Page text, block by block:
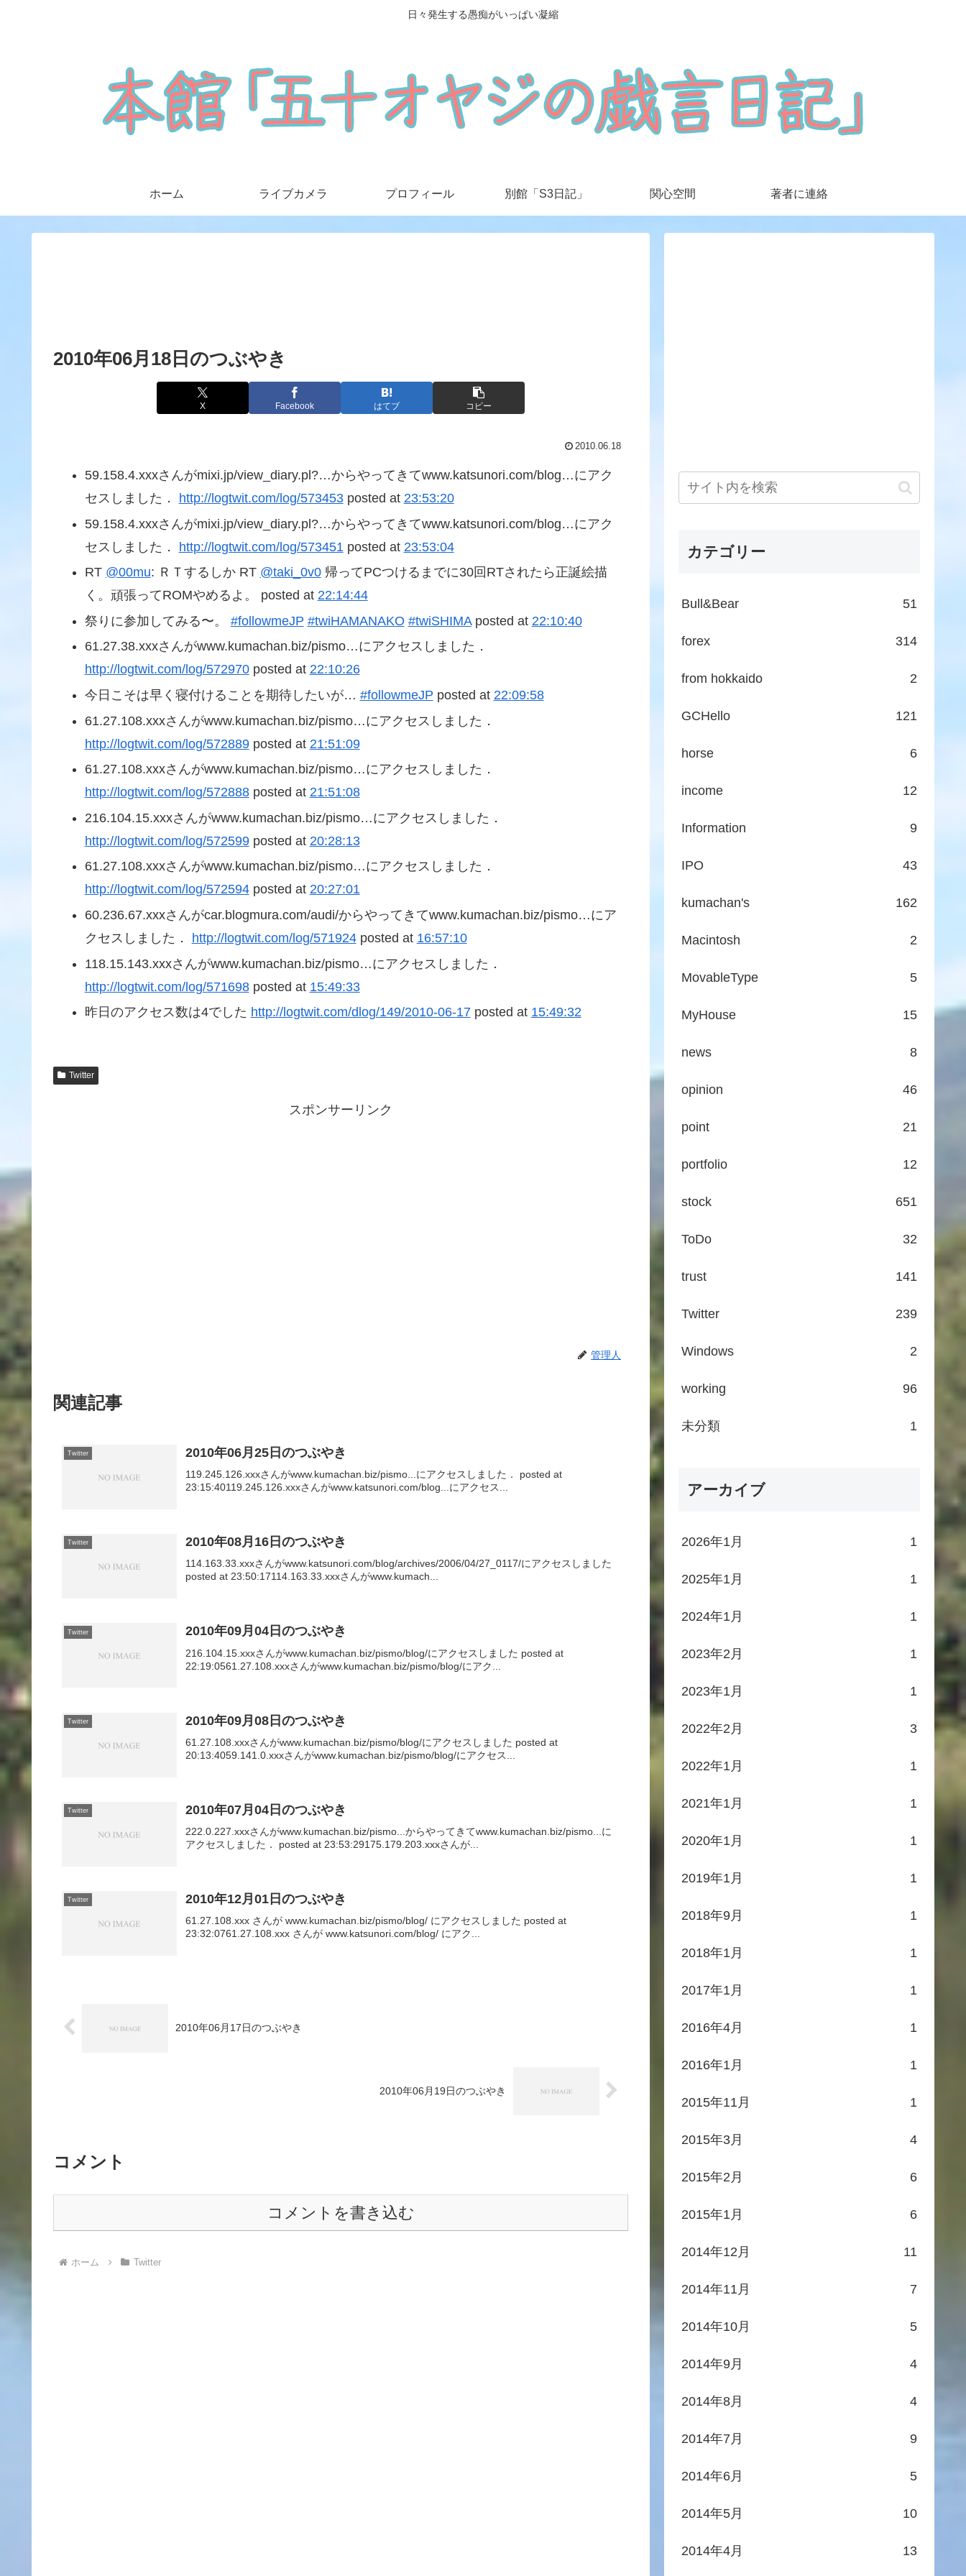
日々発生する愚痴がいっぱい凝縮
ホーム ライブカメラ プロフィール 別館「S3日記」 関心空間 著者に連絡
2010年06月18日のつぶやき
X Facebook はてブ コピー
2010.06.18
59.158.4.xxxさんがmixi.jp/view_diary.pl?…からやってきてwww.katsunori.com/blog…にアク
セスしました．
http://logtwit.com/log/573453posted at 23:53:20
59.158.4.xxxさんがmixi.jp/view_diary.pl?…からやってきてwww.katsunori.com/blog…にアク
セスしました． http://logtwit.com/log/573451 posted at 23:53:04
RT @00mu: ＲＴするしか RT @taki_0v0帰ってPCつけるまでに30回RTされたら正誕絵描
く。頑張ってROMやめるよ。 posted at 22:14:44
祭りに参加してみる〜。 #followmeJP #twiHAMANAKO #twiSHIMAposted at 22:10:40
61.27.38.xxxさんがwww.kumachan.biz/pismo…にアクセスしました．
http://logtwit.com/log/572970posted at 22:10:26
今日こそは早く寝付けることを期待したいが… #followmeJP posted at 22:09:58
61.27.108.xxxさんがwww.kumachan.biz/pismo…にアクセスしました．
http://logtwit.com/log/572889posted at 21:51:09
61.27.108.xxxさんがwww.kumachan.biz/pismo…にアクセスしました．
http://logtwit.com/log/572888posted at 21:51:08
216.104.15.xxxさんがwww.kumachan.biz/pismo…にアクセスしました．
http://logtwit.com/log/572599posted at 20:28:13
61.27.108.xxxさんがwww.kumachan.biz/pismo…にアクセスしました．
http://logtwit.com/log/572594posted at 20:27:01
60.236.67.xxxさんがcar.blogmura.com/audi/からやってきてwww.kumachan.biz/pismo…にア
クセスしました．
http://logtwit.com/log/571924posted at 16:57:10
118.15.143.xxxさんがwww.kumachan.biz/pismo…にアクセスしました．
http://logtwit.com/log/571698posted at 15:49:33
昨日のアクセス数は4でした http://logtwit.com/dlog/149/2010-06-17posted at 15:49:32
Twitter
スポンサーリンク
管理人
関連記事
Twitter 2010年06月25日のつぶやき
119.245.126.xxxさんがwww.kumachan.biz/pismo...にアクセスしました． posted at
23:15:40119.245.126.xxxさんがwww.katsunori.com/blog...にアクセス...
Twitter 2010年08月16日のつぶやき
114.163.33.xxxさんがwww.katsunori.com/blog/archives/2006/04/27_0117/にアクセスしました
posted at 23:50:17114.163.33.xxxさんがwww.kumach...
Twitter 2010年09月04日のつぶやき
216.104.15.xxxさんがwww.kumachan.biz/pismo/blog/にアクセスしました posted at
22:19:0561.27.108.xxxさんがwww.kumachan.biz/pismo/blog/にアク...
Twitter 2010年09月08日のつぶやき
61.27.108.xxxさんがwww.kumachan.biz/pismo/blog/にアクセスしました posted at
20:13:4059.141.0.xxxさんがwww.kumachan.biz/pismo/blog/にアクセス...
Twitter 2010年07月04日のつぶやき
222.0.227.xxxさんがwww.kumachan.biz/pismo...からやってきてwww.kumachan.biz/pismo...に
アクセスしました． posted at 23:53:29175.179.203.xxxさんが...
Twitter 2010年12月01日のつぶやき
61.27.108.xxx さんが www.kumachan.biz/pismo/blog/ にアクセスしました posted at
23:32:0761.27.108.xxx さんが www.katsunori.com/blog/ にアク...
2010年06月17日のつぶやき
2010年06月19日のつぶやき
コメント
コメントを書き込む
ホーム Twitter
カテゴリー
Bull&Bear 51
forex 314
from hokkaido 2
GCHello 121
horse 6
income 12
Information 9
IPO 43
kumachan's 162
Macintosh 2
MovableType 5
MyHouse 15
news 8
opinion 46
point 21
portfolio 12
stock 651
ToDo 32
trust 141
Twitter 239
Windows 2
working 96
未分類 1
アーカイブ
2026年1月 1
2025年1月 1
2024年1月 1
2023年2月 1
2023年1月 1
2022年2月 3
2022年1月 1
2021年1月 1
2020年1月 1
2019年1月 1
2018年9月 1
2018年1月 1
2017年1月 1
2016年4月 1
2016年1月 1
2015年11月 1
2015年3月 4
2015年2月 6
2015年1月 6
2014年12月 11
2014年11月 7
2014年10月 5
2014年9月 4
2014年8月 4
2014年7月 9
2014年6月 5
2014年5月 10
2014年4月 13